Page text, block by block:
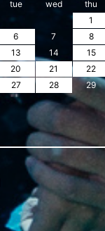
tue wed thu
1
6 7 8
13 14 15
20 21 22
27 28 29